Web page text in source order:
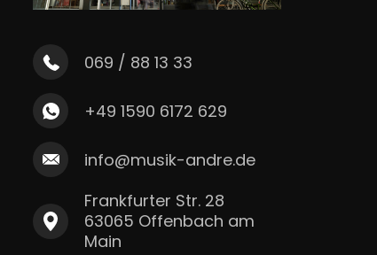
069 / 88 13 33
+49 1590 6172 629
info@musik-andre.de
Frankfurter Str. 28
63065 Offenbach am
Main